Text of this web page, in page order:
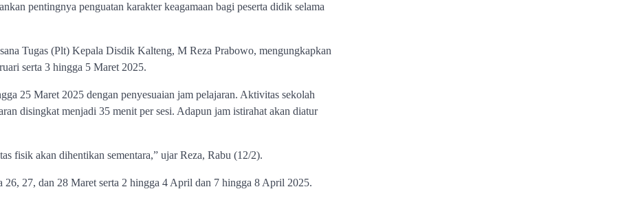
pentingnya penguatan karakter keagamaan bagi peserta didik selama
Tugas (Plt) Kepala Disdik Kalteng, M Reza Prabowo, mengungkapkan
serta 3 hingga 5 Maret 2025.
25 Maret 2025 dengan penyesuaian jam pelajaran. Aktivitas sekolah
disingkat menjadi 35 menit per sesi. Adapun jam istirahat akan diatur
fisik akan dihentikan sementara,” ujar Reza, Rabu (12/2).
27, dan 28 Maret serta 2 hingga 4 April dan 7 hingga 8 April 2025.